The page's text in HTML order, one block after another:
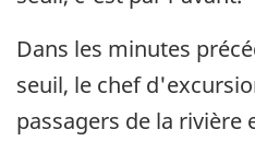
Dans les minutes
seuil, le chef
passagers de la rivière